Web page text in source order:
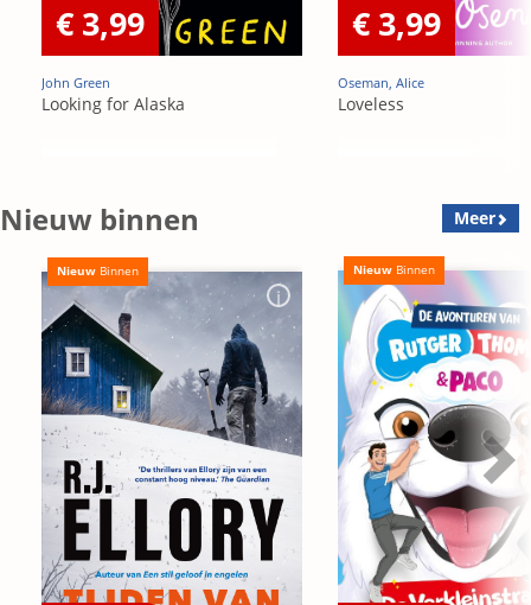
€ 3,99
John Green
Looking for Alaska
€ 3,99
Oseman, Alice
Loveless
Nieuw binnen Meer
Nieuw Binnen Nieuw Binnen